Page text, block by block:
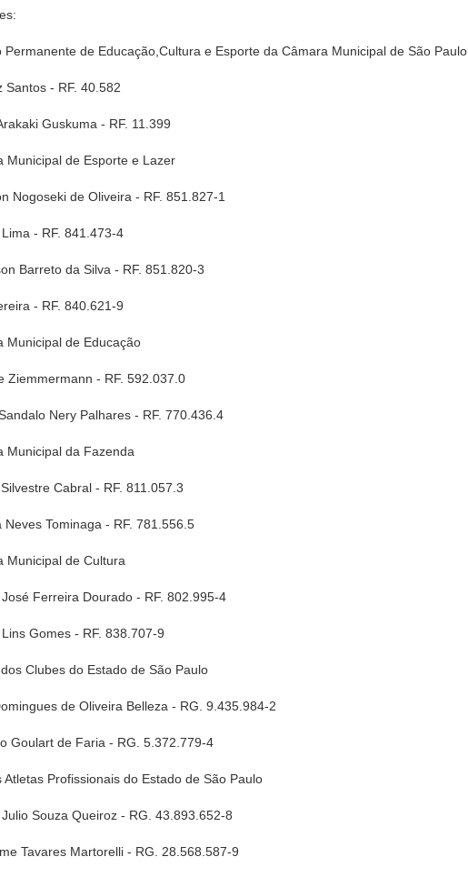
Permanente de Educação,Cultura e Esporte da Câmara Municipal de São Paulo
Santos - RF. 40.582
Guskuma - RF. 11.399
Municipal de Esporte e Lazer
Nogoseki de Oliveira - RF. 851.827-1
- RF. 841.473-4
Barreto da Silva - RF. 851.820-3
- RF. 840.621-9
Municipal de Educação
Ziemmermann - RF. 592.037.0
Nery Palhares - RF. 770.436.4
Municipal da Fazenda
Cabral - RF. 811.057.3
Neves Tominaga - RF. 781.556.5
Municipal de Cultura
Ferreira Dourado - RF. 802.995-4
Gomes - RF. 838.707-9
Clubes do Estado de São Paulo
de Oliveira Belleza - RG. 9.435.984-2
Goulart de Faria - RG. 5.372.779-4
Atletas Profissionais do Estado de São Paulo
Souza Queiroz - RG. 43.893.652-8
Tavares Martorelli - RG. 28.568.587-9